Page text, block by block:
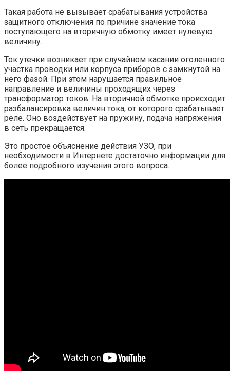
Такая работа не вызывает срабатывания устройства
защитного отключения по причине значение тока
поступающего на вторичную обмотку имеет нулевую
величину.
Ток утечки возникает при случайном касании оголенного
участка проводки или корпуса приборов с замкнутой на
него фазой. При этом нарушается правильное
направление и величины проходящих через
трансформатор токов. На вторичной обмотке происходит
разбалансировка величин тока, от которого срабатывает
реле. Оно воздействует на пружину, подача напряжения
в сеть прекращается.
Это простое объяснение действия УЗО, при
необходимости в Интернете достаточно информации для
более подробного изучения этого вопроса.